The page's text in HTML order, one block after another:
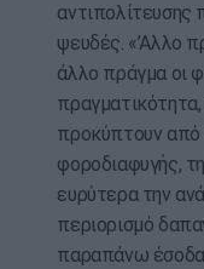
αντιπολίτευσης
ψευδές. «’Αλλο
άλλο πράγμα οι
προκύπτουν από
φοροδιαφυγής,
ευρύτερα την
περιορισμό
παραπάνω